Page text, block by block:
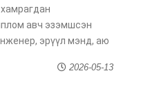
авч эзэмшсэн
эрүүл мэнд, аю
2026-05-13